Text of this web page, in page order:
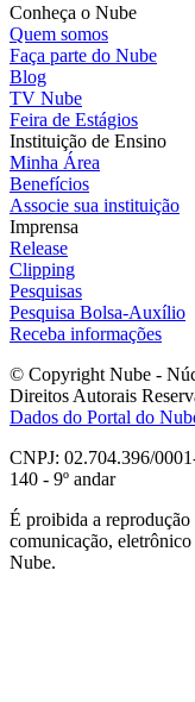
Conheça o Nube
Quem somos
Faça parte do Nube
Blog
TV Nube
Feira de Estágios
Instituição de Ensino
Minha Área
Benefícios
Associe sua instituição
Imprensa
Release
Clipping
Pesquisas
Pesquisa Bolsa-Auxílio
Receba informações
© Copyright Nube -
Direitos Autorais
Dados do Portal do
CNPJ: 02.704.396/
140 - 9º andar
É proibida a
comunicação,
Nube.